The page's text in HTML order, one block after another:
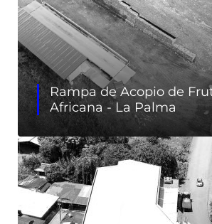
Rampa de Acopio de
Africana - La Palma